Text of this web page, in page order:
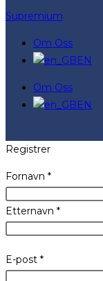
Supremium
Om Oss
EN
Om Oss
EN
Registrer
Fornavn *
Etternavn *
E-post *